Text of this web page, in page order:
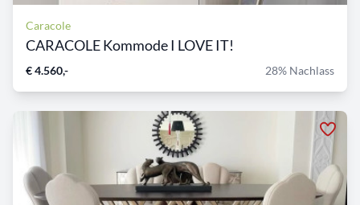
Caracole
CARACOLE Kommode I LOVE IT!
€ 4.560,- 28% Nachlass